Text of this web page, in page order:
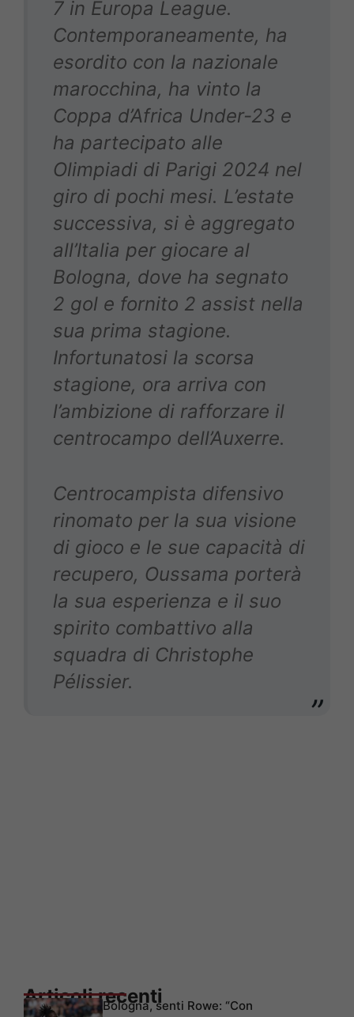
7 in Europa League.
Contemporaneamente, ha
esordito con la nazionale
marocchina, ha vinto la
Coppa d’Africa Under-23 e
ha partecipato alle
Olimpiadi di Parigi 2024 nel
giro di pochi mesi. L’estate
successiva, si è aggregato
all’Italia per giocare al
Bologna, dove ha segnato
2 gol e fornito 2 assist nella
sua prima stagione.
Infortunatosi la scorsa
stagione, ora arriva con
l’ambizione di rafforzare il
centrocampo dell’Auxerre.
Centrocampista difensivo
rinomato per la sua visione
di gioco e le sue capacità di
recupero, Oussama porterà
la sua esperienza e il suo
spirito combattivo alla
squadra di Christophe
Pélissier.
Articoli recentiBologna, senti Rowe: “Con